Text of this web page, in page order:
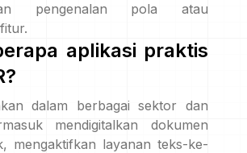
pengenalan pola atau
aplikasi praktis
dalam berbagai sektor dan
mendigitalkan dokumen
mengaktifkan layanan teks-ke-